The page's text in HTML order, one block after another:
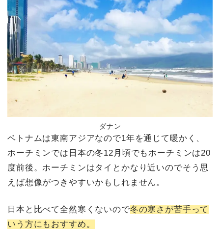
ダナン
ベトナムは東南アジアなので1年を通じて暖かく、
ホーチミンでは日本の冬12月頃でもホーチミンは20
度前後。ホーチミンはタイとかなり近いのでそう思
えば想像がつきやすいかもしれません。
日本と比べて全然寒くないので冬の寒さが苦手って
いう方にもおすすめ。